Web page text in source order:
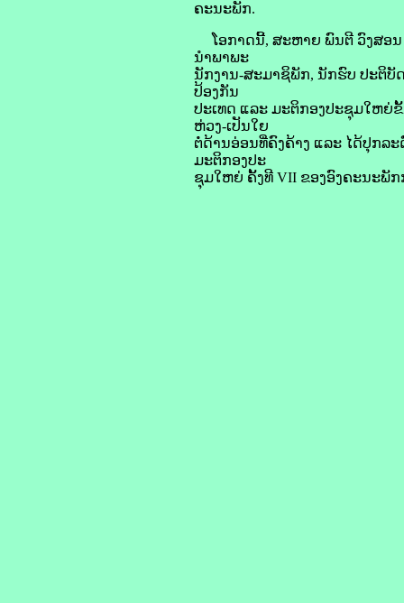
ຄະນະພັກ.
ໂອກາດນີ້, ສະຫາຍ ພົນຕີ ວົງສອນ
ນໍາພາພະ
ນັກງານ-ສະມາຊິພັກ, ນັກຮົບ ປະຕິບັ
ປ້ອງກັນ
ປະເທດ ແລະ ມະຕິກອງປະຊຸມໃຫຍ່
ຫ່ວງ-ເປັນໃຍ
ຕໍ່ດ້ານອ່ອນທີ່ຄົງຄ້າງ ແລະ ໄດ້ປຸກລ
ມະຕິກອງປະ
ຊຸມໃຫຍ່ ຄັ້ງທີ VII ຂອງອົງຄະນະພັ